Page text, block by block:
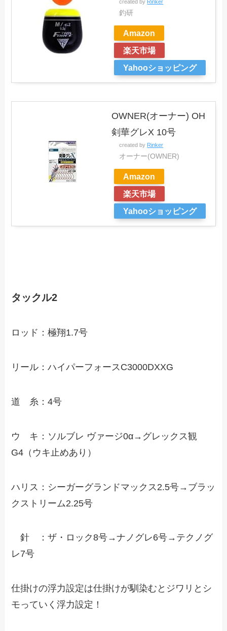
created by Rinker
釣研
Amazon
楽天市場
Yahooショッピング
OWNER(オーナー) OH
剣華グレX 10号
created by Rinker
オーナー(OWNER)
Amazon
楽天市場
Yahooショッピング
タックル2
ロッド：極翔1.7号
リール：ハイパーフォースC3000DXXG
道 糸：4号
ウ キ：ソルブレ ヴァージ0α→グレックス観
G4（ウキ止めあり）
ハリス：シーガーグランドマックス2.5号→ブラッ
クストリーム2.25号
針 ：ザ・ロック8号→ナノグレ6号→テクノグ
レ7号
仕掛けの浮力設定は仕掛けが馴染むとジワリとシ
モっていく浮力設定！